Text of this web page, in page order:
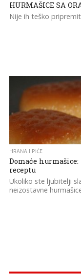
HURMAŠICE SA
Nije ih teško
HRANA I PIĆE
Domaće
receptu
Ukoliko ste ljubitelji
neizostavne